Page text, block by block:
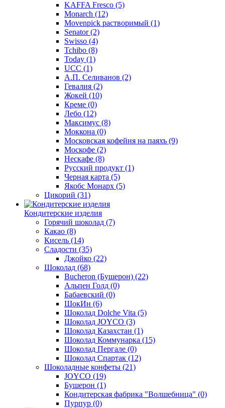
KAFFA Fresco (5)
Monarch (12)
Movenpick растворимый (1)
Senator(2)
Swisso (4)
Tchibo (8)
Today (1)
UCC (1)
А.П. Селиванов (2)
Гевалия (2)
Жокей (10)
Креме (0)
Лебо (12)
Максимус (8)
Моккона (0)
Московская кофейня на паяхъ (9)
Москофе (2)
Нескафе (8)
Русский продукт (1)
Черная карта (5)
Якобс Монарх (5)
Цикорий (31)
Кондитерские изделия
Горячий шоколад (7)
Какао (8)
Кисель (14)
Сладости (35)
Джойко (22)
Шоколад (68)
Bucheron (Бушерон) (22)
Альпен Голд (0)
Бабаевский (0)
ШокИн (6)
Шоколад Dolche Vita (5)
Шоколад JOYCO (3)
Шоколад Казахстан (1)
Шоколад Коммунарка (15)
Шоколад Пергале (0)
Шоколад Спартак (12)
Шоколадные конфеты (21)
JOYCO (19)
Бушерон (1)
Кондитерская фабрика "Волшебница" (0)
Пурпур (0)